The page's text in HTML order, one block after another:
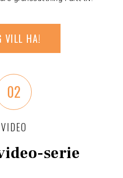
VILL HA!
02
VIDEO
serie